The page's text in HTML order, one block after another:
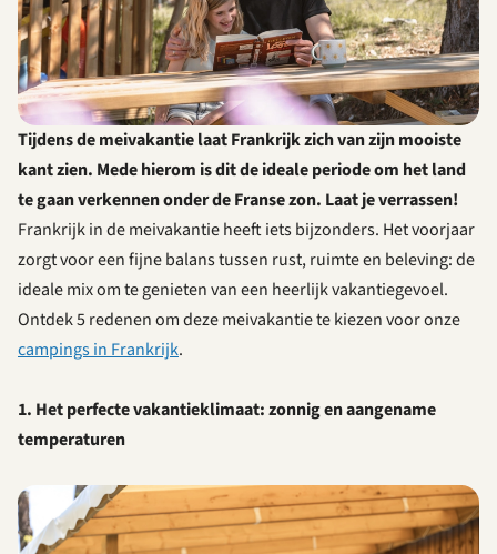
Tijdens de meivakantie laat Frankrijk zich van zijn mooiste
kant zien. Mede hierom is dit de ideale periode om het land
te gaan verkennen onder de Franse zon. Laat je verrassen!
Frankrijk in de meivakantie heeft iets bijzonders. Het voorjaar
zorgt voor een fijne balans tussen rust, ruimte en beleving: de
ideale mix om te genieten van een heerlijk vakantiegevoel.
Ontdek 5 redenen om deze meivakantie te kiezen voor onze
campings in Frankrijk.
1. Het perfecte vakantieklimaat: zonnig en aangename
temperaturen